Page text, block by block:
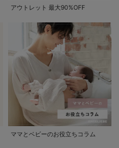
アウトレット 最大90%OFF
ママとベビーのお役立ちコラム